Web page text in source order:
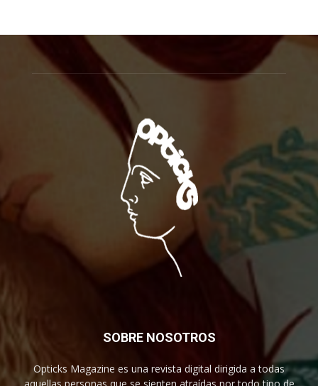
SOBRE NOSOTROS
Opticks Magazine es una revista digital dirigida a todas
aquellas personas que se sienten atraídas por todo tipo de